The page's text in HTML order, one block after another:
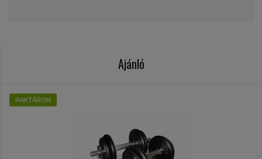
Ajánló
RAKTÁRON